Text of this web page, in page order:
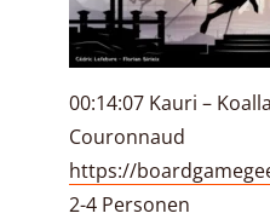
00:14:07 Kauri –
Couronnaud
https://
2-4 Personen